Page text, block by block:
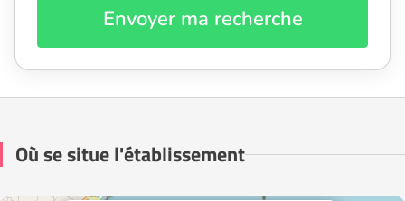
Envoyer ma recherche
Où se situe l'établissement